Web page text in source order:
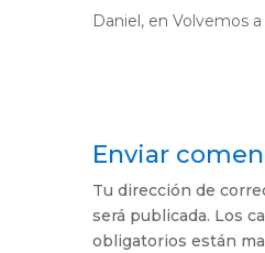
Daniel, en Volvemos a
Enviar
Tu dirección de
será publicada. Los
obligatorios están